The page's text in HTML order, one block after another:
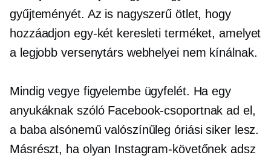
gyűjteményét. Az is nagyszerű ötlet, hogy
hozzáadjon egy-két keresleti terméket, amelyet
a legjobb versenytárs webhelyei nem kínálnak.
Mindig vegye figyelembe ügyfelét. Ha egy
anyukáknak szóló Facebook-csoportnak ad el,
a baba alsónemű valószínűleg óriási siker lesz.
Másrészt, ha olyan Instagram-követőnek adsz